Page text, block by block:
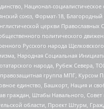
Национал-
союз, Формат-18,
церкви
политического
Русского народа
Народная Социальная
народа, Рубеж Севера,
группа МПГ, Курсом
единство, Башкорт, Нация и
Штабы Навального, Совет
области, Проект Штурм,